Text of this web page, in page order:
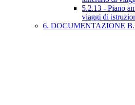
5.2.13 - Piano
viaggi di
6. DOCUMENTAZIONE